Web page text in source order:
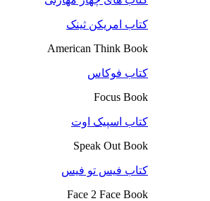
کتاب امریکن ثینک
American Think Book
کتاب فوکاس
Focus Book
کتاب اسپیک اوت
Speak Out Book
کتاب فیس تو فیس
Face 2 Face Book